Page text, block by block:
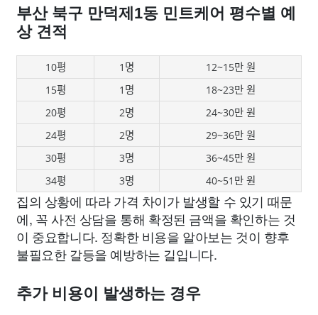
부산 북구 만덕제1동 민트케어 평수별 예
상 견적
10평 1명
12~15만 원
15평
1명
18~23만 원
20평
2명
24~30만 원
24평
2명
29~36만 원
30평
3명
36~45만 원
34평
3명 40~51만 원
집의 상황에 따라 가격 차이가 발생할 수 있기 때문
에, 꼭 사전 상담을 통해 확정된 금액을 확인하는 것
이 중요합니다. 정확한 비용을 알아보는 것이 향후
불필요한 갈등을 예방하는 길입니다.
추가 비용이 발생하는 경우